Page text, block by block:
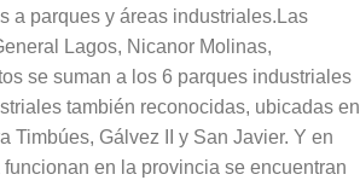
a parques y áreas industriales.Las
Lagos, Nicanor Molinas,
se suman a los 6 parques industriales
también reconocidas, ubicadas en
Timbúes, Gálvez II y San Javier. Y en
en la provincia se encuentran